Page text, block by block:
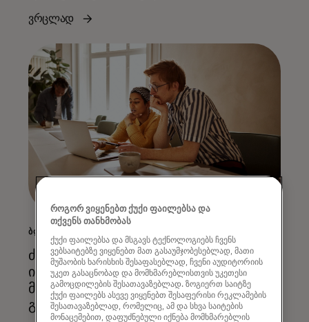
ვრცლად
ᲑᲚᲝᲒᲘ
ძალიან პატარა იმისთვის, რომ
იგნორირდეს? აღარ. რატომ არის
მცირე ბიზნესისთვის კიბერდაცვის
გაზრდა გადამწყ
როგორ ვიყენებთ ქუქი ფაილებსა და
თქვენს თანხმობას
ქუქი ფაილებსა და მსგავს ტექნოლოგიებს ჩვენს
ვებსაიტებზე ვიყენებთ მათ გასაუმჯობესებლად, მათი
მუშაობის ხარისხის შესაფასებლად, ჩვენი აუდიტორიის
უკეთ გასაცნობად და მომხმარებლისთვის უკეთესი
გამოცდილების შესათავაზებლად. ზოგიერთ საიტზე
ქუქი ფაილებს ასევე ვიყენებთ შესაფერისი რეკლამების
შესათავაზებლად, რომელიც, ამ და სხვა საიტების
მონაცემებით, დაფუძნებული იქნება მომხმარებლის